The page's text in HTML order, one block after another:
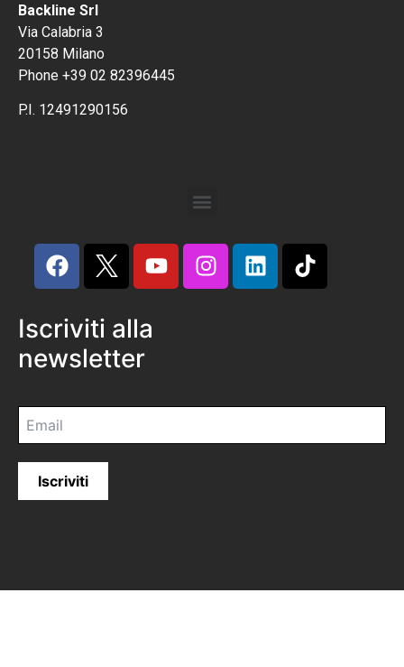
Backline Srl
Via Calabria 3
20158 Milano
Phone +39 02 82396445
P.I. 12491290156
Iscriviti alla
newsletter
Iscriviti